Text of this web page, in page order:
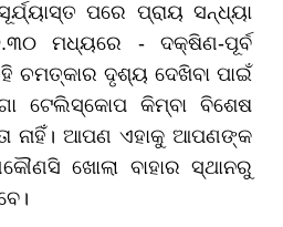
ପରେ ପ୍ରାୟ ସନ୍ଧ୍ୟା
ମଧ୍ୟରେ - ଦକ୍ଷିଣ-ପୂର୍ବ
ଚମତ୍କାର ଦୃଶ୍ୟ ଦେଖିବା ପାଇଁ
ଟେଲିସ୍କୋପ କିମ୍ବା ବିଶେଷ
ନାହିଁ। ଆପଣ ଏହାକୁ ଆପଣଙ୍କ
ଖୋଲା ବାହାର ସ୍ଥାନରୁ